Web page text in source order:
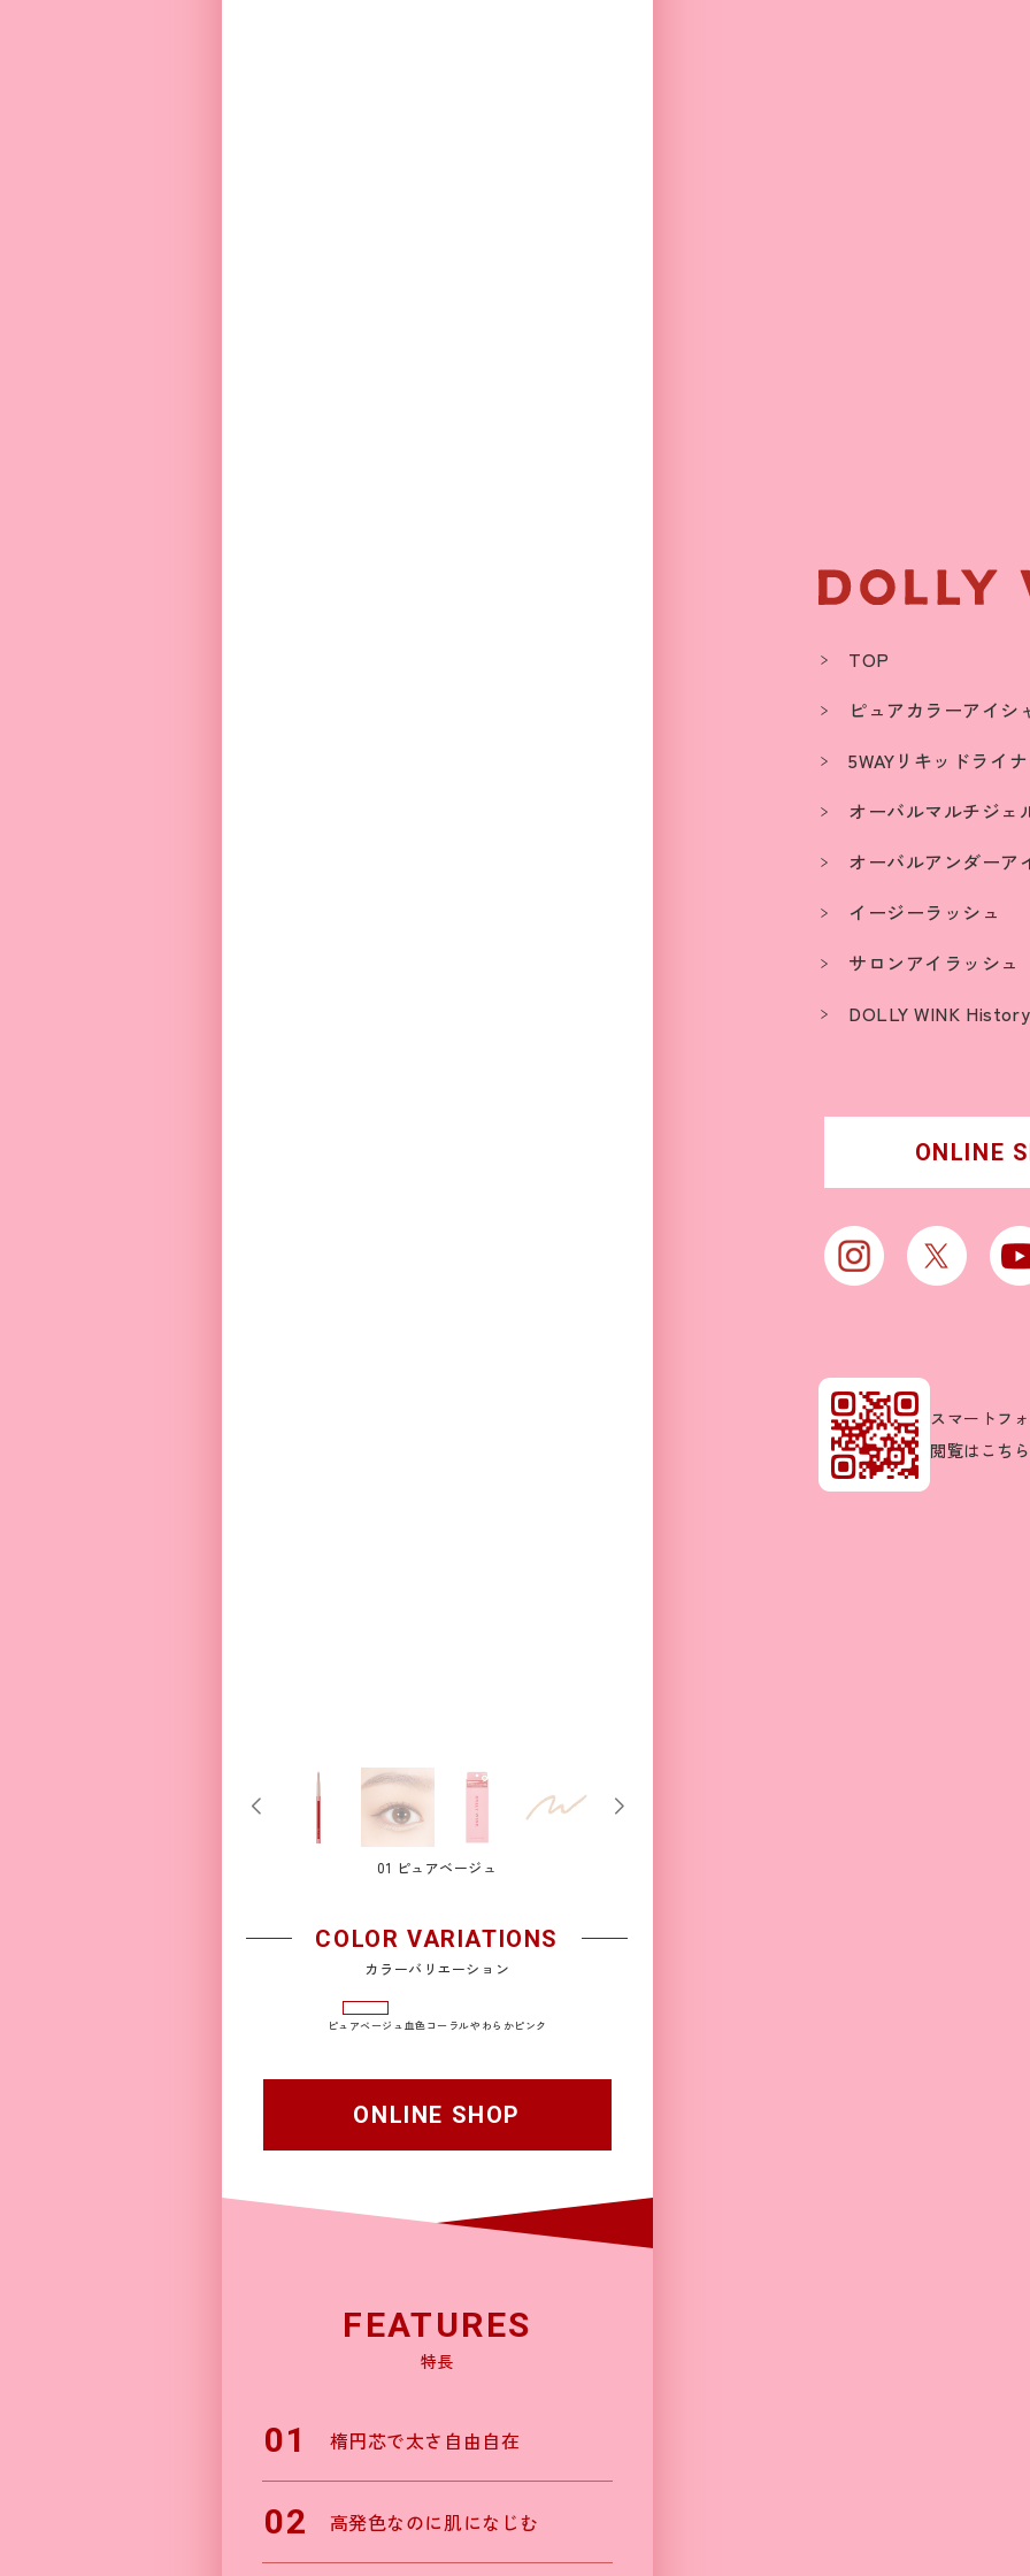
01 ピュアベージュ
COLOR VARIATIONS
カラーバリエーション
ピュアベージュ血色コーラルやわらかピンク
ONLINE SHOP
FEATURES
特長
01 楕円芯で太さ自由自在
02 高発色なのに肌になじむ
TOP
ピュアカラーアイシ
5WAYリキッドライ
オーバルマルチジェ
オーバルアンダーア
イージーラッシュ
サロンアイラッシュ
DOLLY WINK History
ONLINE
スマートフ
閲覧はこちら